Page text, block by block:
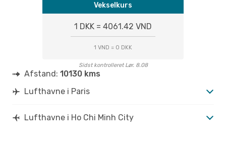
Vekselkurs
1 DKK = 4061.42 VND
1 VND = 0 DKK
Sidst kontrolleret Lør. 8.08
Afstand: 10130 kms
Lufthavne i Paris
Lufthavne i Ho Chi Minh City